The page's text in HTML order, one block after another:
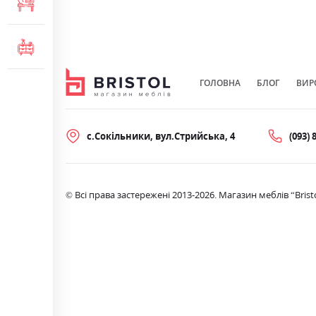
ГОЛОВНА БЛОГ
с.Сокільники, вул.Стрийська, 4 (093)
© Всі права застережені 2013-2026. Магазин меблів